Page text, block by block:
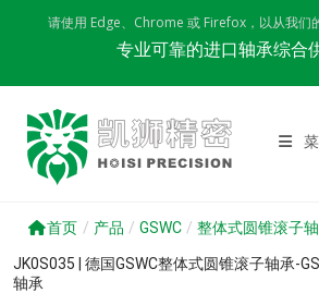
请使用 Edge、Chrome 或 Firefox，以从我们
专业可靠的进口轴承综合
首页 / 产品 / GSWC / 整体式圆锥滚子
JK0S035 | 德国GSWC整体式圆锥滚子轴承-
轴承